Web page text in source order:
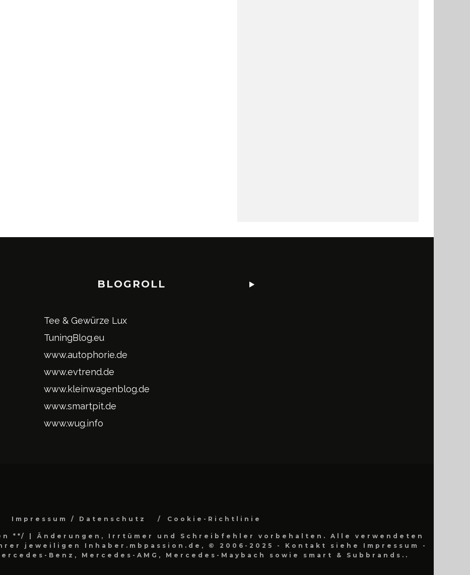
BLOGROLL
Tee & Gewürze Lux
TuningBlog.eu
www.autophorie.de
www.evtrend.de
www.kleinwagenblog.de
www.smartpit.de
www.wug.info
Impressum / Datenschutz Cookie-Richtlinie
**/
| Änderungen, Irrtümer und Schreibfehler vorbehalten. Alle verwendeten
jeweiligen Inhaber.mbpassion.de, © 2006-2025 - Kontakt siehe Impressum -
Benz, Mercedes-AMG, Mercedes-Maybach sowie smart & Subbrands..